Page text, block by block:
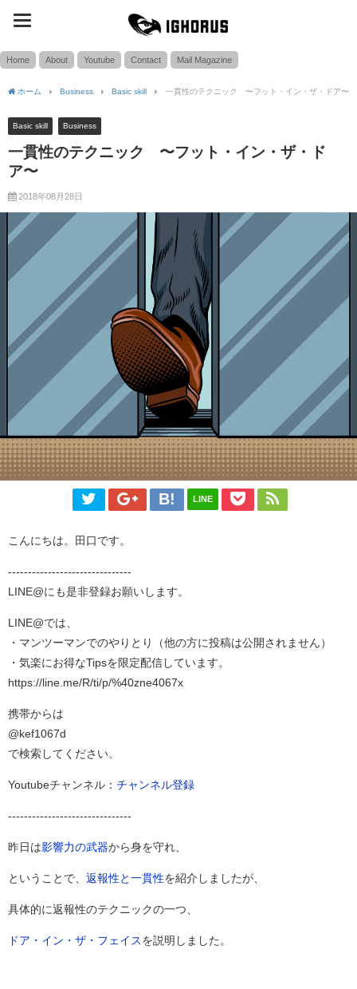
toggle
Home About Youtube Contact Mail Magazine
ホーム Business Basic skill 一貫性のテクニック 〜フット・イン・ザ・ドア〜
Basic skill Business
一貫性のテクニック 〜フット・イン・ザ・ド
ア〜
2018年08月28日
LINE
こんにちは。田口です。
-------------------------------
LINE@にも是非登録お願いします。
LINE@では、
・マンツーマンでのやりとり（他の方に投稿は公開されません）
・気楽にお得なTipsを限定配信しています。
https://line.me/R/ti/p/%40zne4067x
携帯からは
@kef1067d
で検索してください。
Youtubeチャンネル： チャンネル登録
-------------------------------
昨日は影響力の武器から身を守れ、
ということで、 返報性と一貫性を紹介しましたが、
具体的に返報性のテクニックの一つ、
ドア・イン・ザ・フェイス を説明しました。